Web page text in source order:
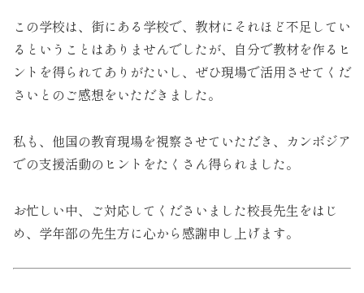
この学校は、街にある学校で、教材にそれほど不足してい
るということはありませんでしたが、自分で教材を作るヒ
ントを得られてありがたいし、ぜひ現場で活用させてくだ
さいとのご感想をいただきました。
私も、他国の教育現場を視察させていただき、カンボジア
での支援活動のヒントをたくさん得られました。
お忙しい中、ご対応してくださいました校長先生をはじ
め、学年部の先生方に心から感謝申し上げます。